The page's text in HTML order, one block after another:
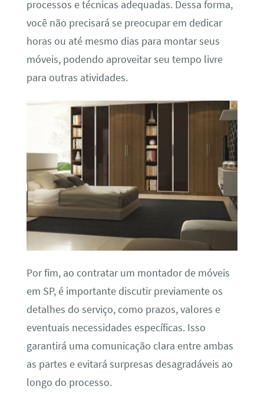
processos e técnicas adequadas. Dessa forma,
você não precisará se preocupar em dedicar
horas ou até mesmo dias para montar seus
móveis, podendo aproveitar seu tempo livre
para outras atividades.
Por fim, ao contratar um montador de móveis
em SP, é importante discutir previamente os
detalhes do serviço, como prazos, valores e
eventuais necessidades específicas. Isso
garantirá uma comunicação clara entre ambas
as partes e evitará surpresas desagradáveis ao
longo do processo.